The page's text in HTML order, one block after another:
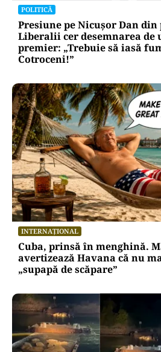
POLITICĂ
Presiune pe Nicușor Dan din
Liberalii cer desemnarea de
premier: „Trebuie să iasă
Cotroceni!”
INTERNAȚIONAL
Cuba, prinsă în menghină.
avertizează Havana că nu
„supapă de scăpare”